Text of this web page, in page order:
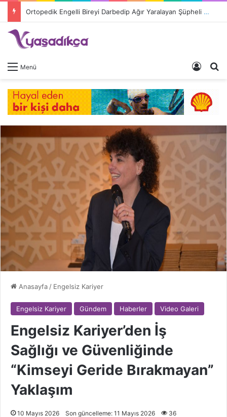
Ortopedik Engelli Bireyi Darbedip Ağır Yaralayan Şüpheli Tutuklandı
Menü Giriş
Anasayfa / Engelsiz Kariyer
Engelsiz Kariyer Gündem Haberler Video Galeri
Engelsiz Kariyer’den İş
Sağlığı ve Güvenliğinde
“Kimseyi Geride Bırakmayan”
Yaklaşım
10 Mayıs 2026 Son güncelleme: 11 Mayıs 2026 36